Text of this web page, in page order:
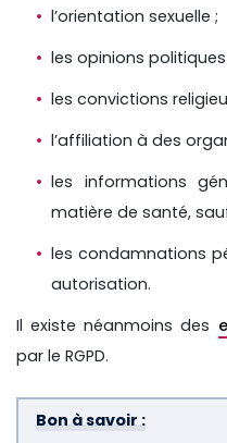
l’orientation sexuelle ;
les opinions politiques
les convictions
l’affiliation à des
les informations
matière de santé,
les condamnations
autorisation.
Il existe néanmoins des
par le RGPD.
Bon à savoir :